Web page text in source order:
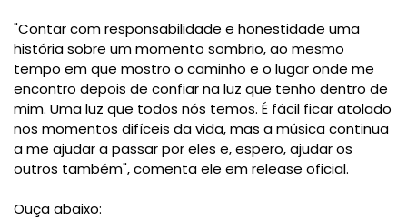
"Contar com responsabilidade e honestidade uma
história sobre um momento sombrio, ao mesmo
tempo em que mostro o caminho e o lugar onde me
encontro depois de confiar na luz que tenho dentro de
mim. Uma luz que todos nós temos. É fácil ficar atolado
nos momentos difíceis da vida, mas a música continua
a me ajudar a passar por eles e, espero, ajudar os
outros também", comenta ele em release oficial.
Ouça abaixo: